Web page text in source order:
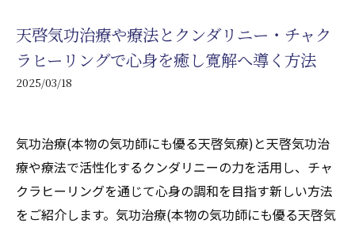
天啓気功治療や療法とクンダリニー・チャク
ラヒーリングで心身を癒し寛解へ導く方法
2025/03/18
気功治療(本物の気功師にも優る天啓気療)と天啓気功治
療や療法で活性化するクンダリニーの力を活用し、チャ
クラヒーリングを通じて心身の調和を目指す新しい方法
をご紹介します。気功治療(本物の気功師にも優る天啓気